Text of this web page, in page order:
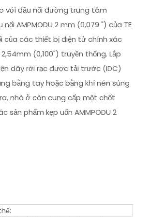
với đầu nối đường trung tâm
AMPMODU 2 mm (0,079 ") của TE
của các thiết bị điện tử chính xác
(0,100") truyền thống. Lắp
dây rời rạc được tải trước (IDC)
bằng tay hoặc bằng khí nén súng
nhà ở còn cung cấp một chốt
phẩm kẹp uốn AMMPODU 2